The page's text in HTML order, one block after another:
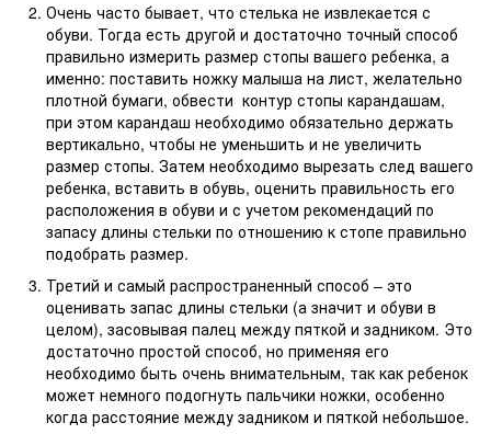
Очень часто бывает, что стелька не извлекается с
обуви. Тогда есть другой и достаточно точный способ
правильно измерить размер стопы вашего ребенка, а
именно: поставить ножку малыша на лист, желательно
плотной бумаги, обвести контур стопы карандашам,
при этом карандаш необходимо обязательно держать
вертикально, чтобы не уменьшить и не увеличить
размер стопы. Затем необходимо вырезать след вашего
ребенка, вставить в обувь, оценить правильность его
расположения в обуви и с учетом рекомендаций по
запасу длины стельки по отношению к стопе правильно
подобрать размер.
Третий и самый распространенный способ – это
оценивать запас длины стельки (а значит и обуви в
целом), засовывая палец между пяткой и задником. Это
достаточно простой способ, но применяя его
необходимо быть очень внимательным, так как ребенок
может немного подогнуть пальчики ножки, особенно
когда расстояние между задником и пяткой небольшое.